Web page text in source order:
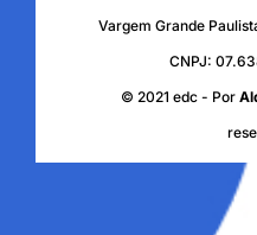
Vargem Grande
CNPJ:
© 2021 edc - Por